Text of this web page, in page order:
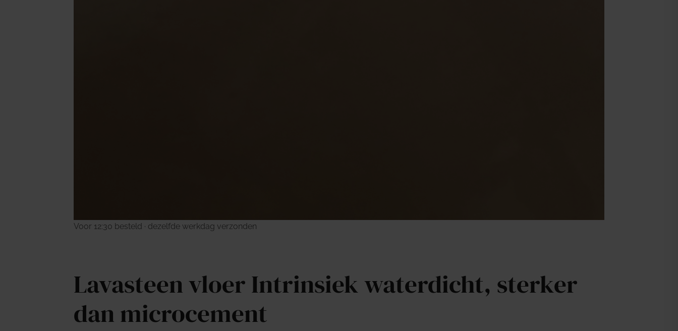
Voor 12:30 besteld · dezelfde werkdag verzonden
Lavasteen vloerIntrinsiek waterdicht, sterker
dan microcement